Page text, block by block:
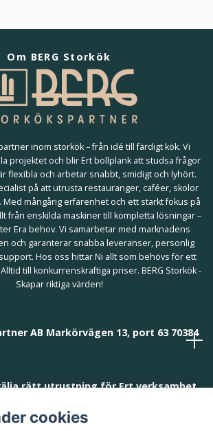
Om BERG Storkök
inom storkök – från idé till färdigt kök. Vi
projektet och blir Ert bollplank att studsa frågor
flexibla och arbetar snabbt, smidigt och lyhört.
på att utrusta restauranger, caféer, skolor
Med mångårig erfarenhet och ett starkt fokus på
från enskilda maskiner till kompletta lösningar –
Era behov. Vi samarbetar med marknadens
och garanterar snabba leveranser, personlig
Hos oss hittar Ni allt som behövs för ett
till konkurrenskraftiga priser. BERG Storkök -
Skapar riktiga värden!
AB Markörvägen 13, port 63 70384
rätt utrustning för Ert verksamhet
cookies